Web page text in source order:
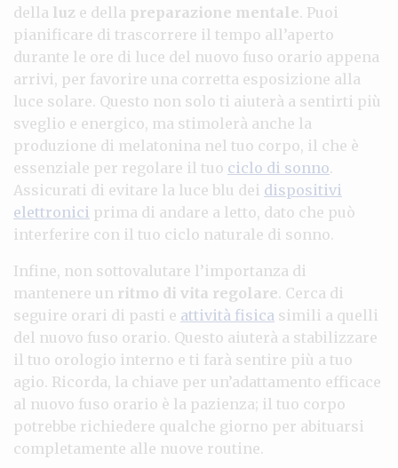
della luz e della preparazione mentale. Puoi
pianificare di trascorrere il tempo all’aperto
durante le ore di luce del nuovo fuso orario appena
arrivi, per favorire una corretta esposizione alla
luce solare. Questo non solo ti aiuterà a sentirti più
sveglio e energico, ma stimolerà anche la
produzione di melatonina nel tuo corpo, il che è
essenziale per regolare il tuo ciclo di sonno.
Assicurati di evitare la luce blu dei dispositivi
elettronici prima di andare a letto, dato che può
interferire con il tuo ciclo naturale di sonno.
Infine, non sottovalutare l’importanza di
mantenere un ritmo di vita regolare. Cerca di
seguire orari di pasti e attività fisica simili a quelli
del nuovo fuso orario. Questo aiuterà a stabilizzare
il tuo orologio interno e ti farà sentire più a tuo
agio. Ricorda, la chiave per un’adattamento efficace
al nuovo fuso orario è la pazienza; il tuo corpo
potrebbe richiedere qualche giorno per abituarsi
completamente alle nuove routine.